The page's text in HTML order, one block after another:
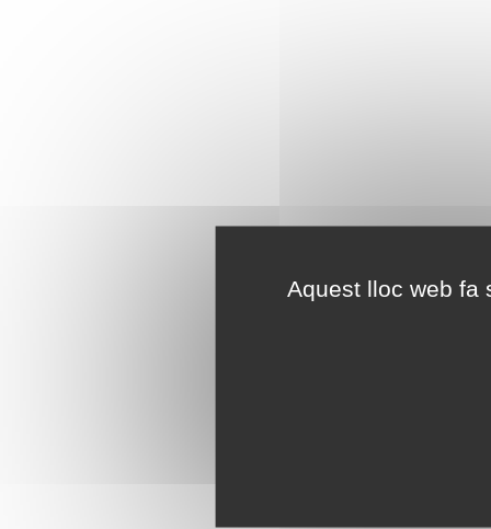
Aquest lloc web fa